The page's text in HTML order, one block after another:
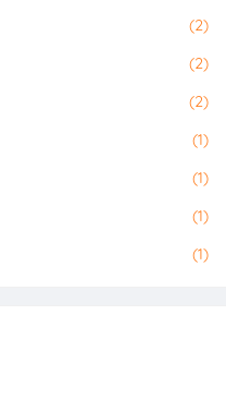
(2)
(2)
(2)
(1)
(1)
(1)
(1)